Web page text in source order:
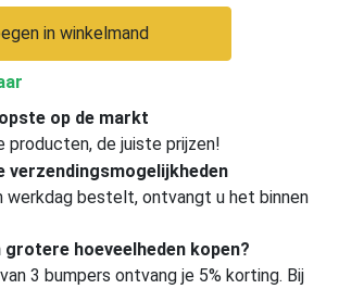
in winkelmand
op de markt
producten, de juiste prijzen!
verzendingsmogelijkheden
werkdag bestelt, ontvangt u het binnen
grotere hoeveelheden kopen?
3 bumpers ontvang je 5% korting. Bij